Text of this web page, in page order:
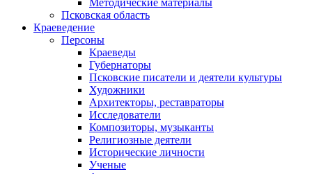
Методические материалы
Псковская область
Краеведение
Персоны
Краеведы
Губернаторы
Псковские писатели и деятели культуры
Художники
Архитекторы, реставраторы
Исследователи
Композиторы, музыканты
Религиозные деятели
Исторические личности
Ученые